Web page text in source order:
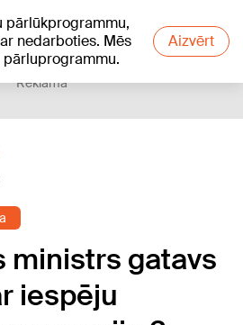
pārlūkprogrammu,
nedarboties. Mēs
pārluprogrammu.
Aizvērt
Reklāma
ministrs gatavs
iespēju